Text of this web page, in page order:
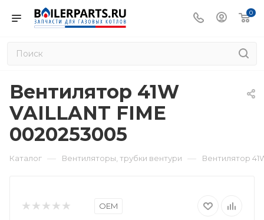
0
Вентилятор 41W
VAILLANT FIME
0020253005
Каталог — Вентиляторы, трубки вентури — Вентилятор
OEM